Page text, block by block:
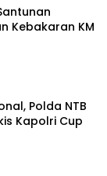
Kebakaran KM
Polda NTB
Kapolri Cup